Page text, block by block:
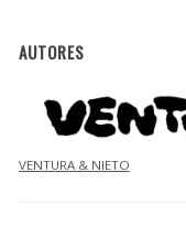
AUTORES
VENTURA & NIETO